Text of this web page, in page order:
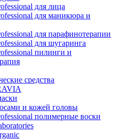
для лица
для маникюра и
для парафинотерапии
для шугаринга
пилинги и
средства
и кожей головы
полимерные воски